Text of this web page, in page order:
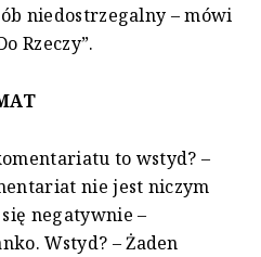
niedostrzegalny – mówi
Rzeczy”.
to wstyd? –
nie jest niczym
negatywnie –
Wstyd? – Żaden